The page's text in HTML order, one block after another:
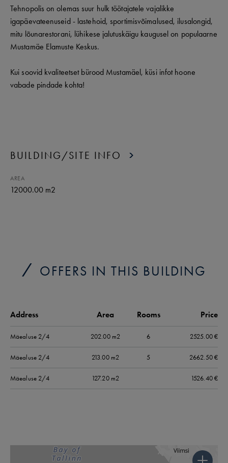
Tehnopolis on olemas suur hulk töötajatele vajalikke
igapäevateenuseid - lastehoid, sportimisvõimalused, ilusalongid,
mitu lõunarestorani, lühikese jalutuskäigu kaugusel on populaarne
Mustamäe Elamuste Keskus.
Kui soovid kvaliteetset bürood Mustamäel, küsi infot hoone
vabade pindade kohta!
BUILDING/SITE INFO
AREA
12000.00 m2
OFFERS IN THIS BUILDING
Address Area Rooms Price
Mäealuse 2/4 202.00 m2 6 2525.00€
Mäealuse 2/4 213.00 m2 5 2662.50€
Mäealuse 2/4 127.20 m2 1526.40€